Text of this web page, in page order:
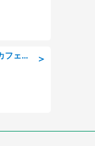
＞
ホールスタッフ/「家具屋が営むカフェスタッフ!」週2日～OK!嬉しいまかない付き/岡山県/浅口郡里庄町